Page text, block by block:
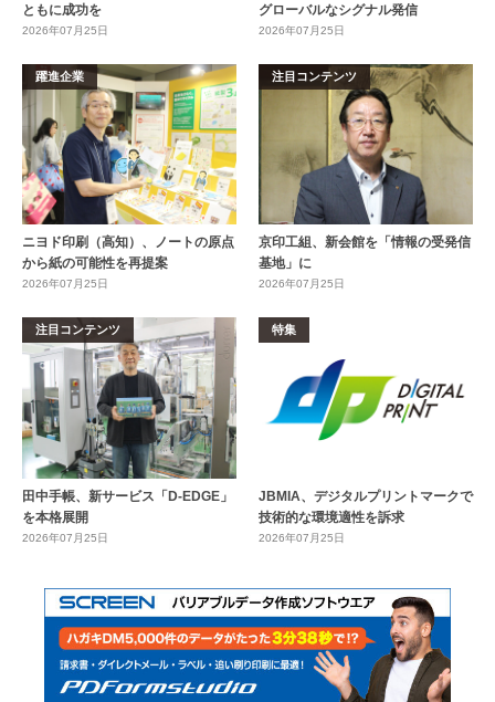
ともに成功を
2026年07月25日
グローバルなシグナル発信
2026年07月25日
躍進企業
ニヨド印刷（高知）、ノートの原点
から紙の可能性を再提案
2026年07月25日
注目コンテンツ
京印工組、新会館を「情報の受発信
基地」に
2026年07月25日
注目コンテンツ
田中手帳、新サービス「D-EDGE」
を本格展開
2026年07月25日
特集
JBMIA、デジタルプリントマークで
技術的な環境適性を訴求
2026年07月25日